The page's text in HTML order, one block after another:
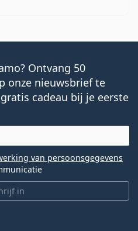
Ontvang 50
onze nieuwsbrief te
cadeau bij je eerste
in
van persoonsgegevens